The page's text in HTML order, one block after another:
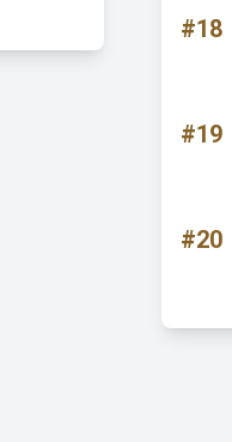
#18
#19
#20